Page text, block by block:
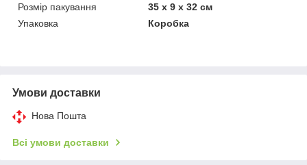
Розмір пакування
35 х 9 х 32 см
Упаковка
Коробка
Умови доставки
Нова Пошта
Всі умови доставки